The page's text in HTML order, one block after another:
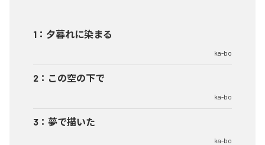
1 ： 夕暮れに染まる
ka-bo
2 ： この空の下で
ka-bo
3 ： 夢で描いた
ka-bo